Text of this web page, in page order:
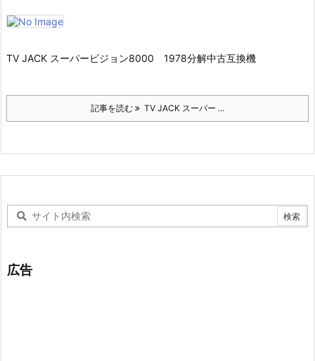
TV JACK スーパービジョン8000 1978分解中古互換機
記事を読む TV JACK スーパー ...
広告